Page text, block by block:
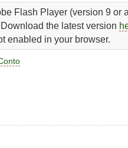
Flash Player (version 9 or
the latest version
enabled in your browser.